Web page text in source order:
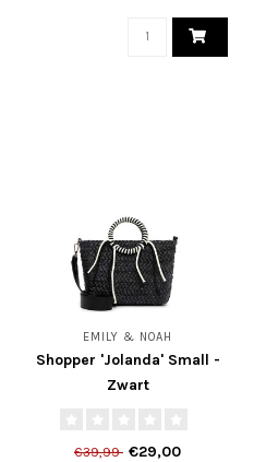
EMILY & NOAH
Shopper 'Jolanda' Small -
Zwart
€39,99 €29,00